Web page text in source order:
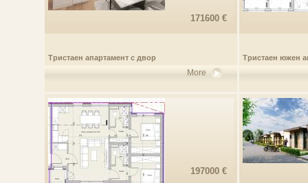
171600 €
Тристаен апартамент с двор
More
Тристаен южен
197000 €